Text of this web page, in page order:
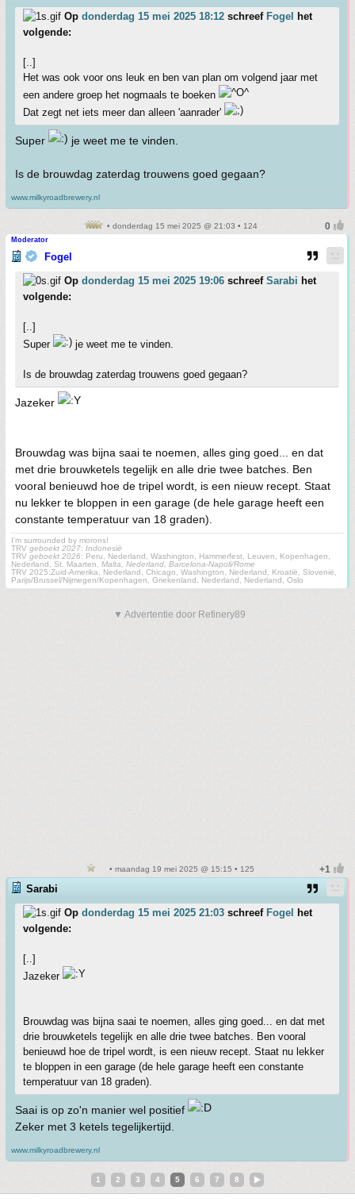
Op donderdag 15 mei 2025 18:12 schreef Fogel
het
volgende:
[..]
Het was ook voor ons leuk en ben van plan om volgend jaar met
een andere groep het nogmaals te boeken
Dat zegt net iets meer dan alleen 'aanrader'
Super je weet me te vinden.
Is de brouwdag zaterdag trouwens goed gegaan?
www.milkyroadbrewery.nl
• donderdag 15 mei 2025 @ 21:03 • 124
Moderator
Fogel
Op donderdag 15 mei 2025 19:06 schreef Sarabi het
volgende:
[..]
Super
je weet me te vinden.
Is de brouwdag zaterdag trouwens goed gegaan?
Jazeker
Brouwdag was bijna saai te noemen, alles ging goed... en dat
met drie brouwketels tegelijk en alle drie twee batches. Ben
vooral benieuwd hoe de tripel wordt, is een nieuw recept. Staat
nu lekker te bloppen in een garage (de hele garage heeft een
constante temperatuur van 18 graden).
I'm surrounded by morons!
TRV geboekt 2027: Indonesië
TRV geboekt 2026: Peru, Nederland, Washington, Hammerfest, Leuven, Kopenhagen,
Nederland, St. Maarten, Malta, Nederland, Barcelona-Napoli/Rome
TRV 2025:Zuid-Amerika, Nederland, Chicago, Washington, Nederland, Kroatië, Slovenië,
Parijs/Brussel/Nijmegen/Kopenhagen, Griekenland, Nederland, Nederland, Oslo
▼ Advertentie door Refinery89
• maandag 19 mei 2025 @ 15:15 • 125
Sarabi
Op donderdag 15 mei 2025 21:03 schreef Fogel
het
volgende:
[..]
Jazeker
Brouwdag was bijna saai te noemen, alles ging goed... en dat met
drie brouwketels tegelijk en alle drie twee batches. Ben vooral
benieuwd hoe de tripel wordt, is een nieuw recept. Staat nu lekker
te bloppen in een garage (de hele garage heeft een constante
temperatuur van 18 graden).
Saai is op zo'n manier wel positief
Zeker met 3 ketels tegelijkertijd.
www.milkyroadbrewery.nl
1 2 3 4 5 6 7 8